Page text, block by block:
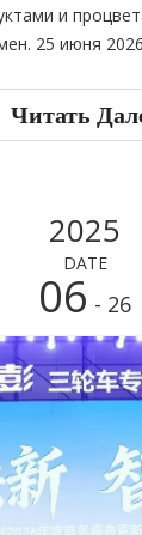
и
25 июня
комплексным
Читать
2025
DATE
06 - 26